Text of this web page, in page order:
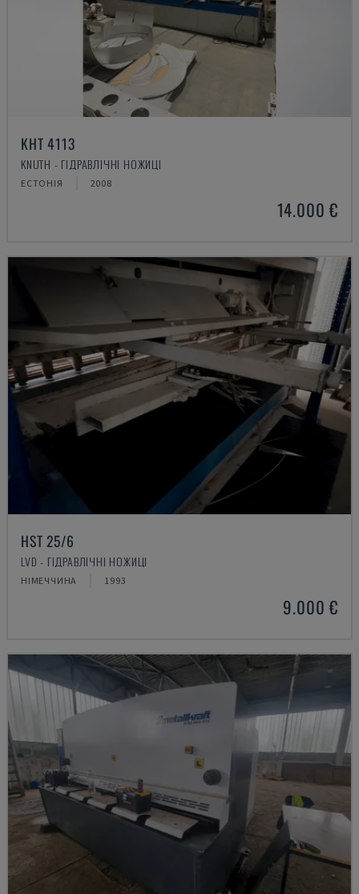
KHT 4113
KNUTH - ГІДРАВЛІЧНІ НОЖИЦІ
ЕСТОНІЯ 2008
14.000 €
HST 25/6
LVD - ГІДРАВЛІЧНІ НОЖИЦІ
НІМЕЧЧИНА 1993
9.000 €